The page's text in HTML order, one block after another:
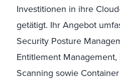
Investitionen in ihre
getätigt. Ihr Angebot
Security Posture
Entitlement
Scanning sowie